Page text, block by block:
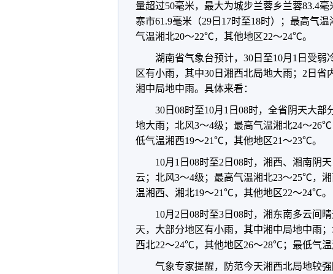
量超过50毫米，最大为城步兰蓉乡兰蓉83.4
寨市61.9毫米（29日17时至18时）；最高气
气温湘北20～22℃，其他地区22～24℃。
湖南省气象台预计，30日至10月1日受
区有小雨，其中30日湘西北局地大雨；2日
湘中局地中雨。具体来看：
30日08时至10月1日08时，全省阴天大
地大雨；北风3～4级；最高气温湘北24～
低气温湘西19～21℃，其他地区21～23℃。
10月1日08时至2日08时，湘西、湘南阴
云；北风3～4级；最高气温湘北23～25℃，
温湘西、湘北19～21℃，其他地区22～24℃。
10月2日08时至3日08时，湘东南多云间
天，大部分地区有小雨，其中湘中局地中雨
西北22～24℃，其他地区26～28℃；最低气
气象专家提醒，防范今天湘西北局地较